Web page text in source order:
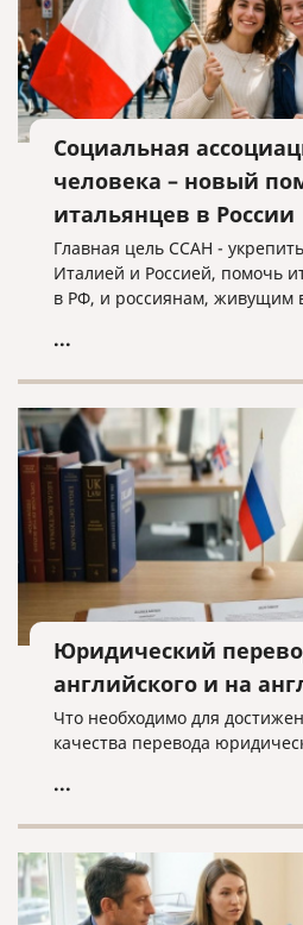
Социальная
человека – новый
итальянцев в России
Главная цель ССАН -
Италией и Россией, помочь
в РФ, и россиянам, живущим
...
Юридический
английского и на
Что необходимо для
качества перевода
...